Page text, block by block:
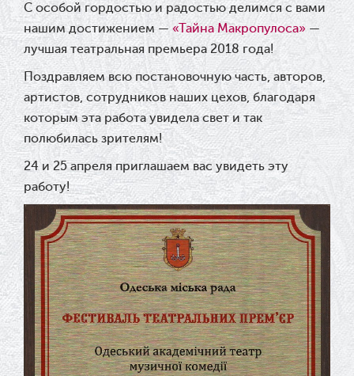
С особой гордостью и радостью делимся с вами
нашим достижением — «Тайна Макропулоса» —
лучшая театральная премьера 2018 года!
Поздравляем всю постановочную часть, авторов,
артистов, сотрудников наших цехов, благодаря
которым эта работа увидела свет и так
полюбилась зрителям!
24 и 25 апреля приглашаем вас увидеть эту
работу!